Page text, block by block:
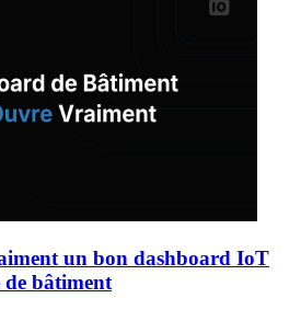
un bon dashboard IoT
de bâtiment